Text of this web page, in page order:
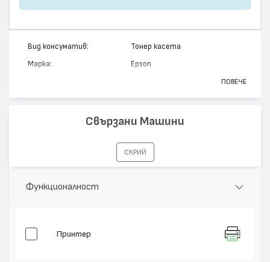
Вид консуматив: Тонер касета
Марка: Epson
Цвят: Монохромен
15000
ПОВЕЧЕ
Свързани Машини
СКРИЙ
Функционалност
Принтер